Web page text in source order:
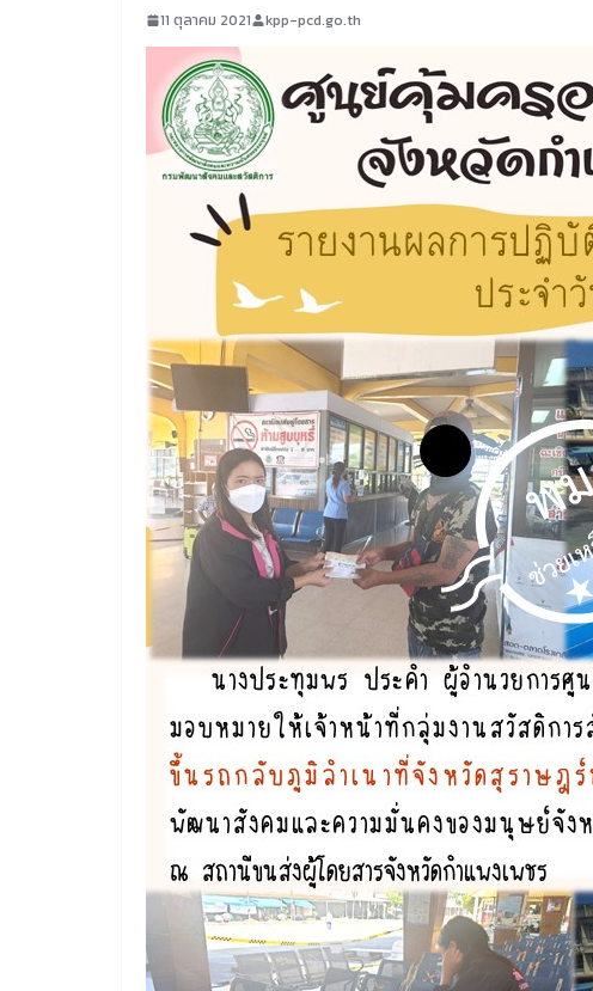
11 ตุลาคม 2021 kpp-pcd.go.th